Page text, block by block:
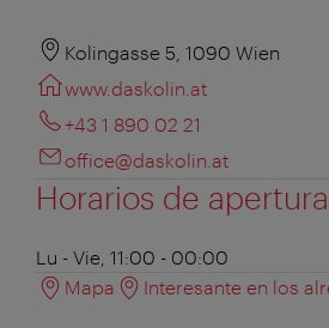
Kolingasse 5, 1090 Wien
www.daskolin.at
+43 1 890 02 21
office@daskolin.at
Horarios de apertura
Lu - Vie, 11:00 - 00:00
Mapa
Interesante en los